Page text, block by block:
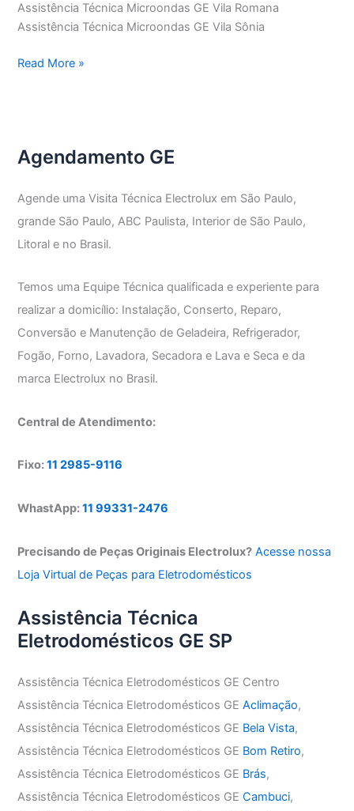
Assistência Técnica Microondas GE Vila Romana
Assistência Técnica Microondas GE Vila Sônia
Assistência
Read More »
Agendamento GE
Agende uma Visita Técnica Electrolux em São Paulo,
grande São Paulo, ABC Paulista, Interior de São Paulo,
Litoral e no Brasil.
Temos uma Equipe Técnica qualificada e experiente para
realizar a domicílio: Instalação, Conserto, Reparo,
Conversão e Manutenção de Geladeira, Refrigerador,
Fogão, Forno, Lavadora, Secadora e Lava e Seca e da
marca Electrolux no Brasil.
Central de Atendimento:
Fixo:11 2985-9116
WhastApp:11 99331-2476
Precisando de Peças Originais Electrolux? Acesse nossa
Loja Virtual de Peças para Eletrodomésticos
Assistência Técnica
Eletrodomésticos GE SP
Assistência Técnica Eletrodomésticos GE Centro
Assistência Técnica Eletrodomésticos GEAclimação,
Assistência Técnica Eletrodomésticos GE Bela Vista,
Assistência Técnica Eletrodomésticos GE Bom Retiro,
Assistência Técnica Eletrodomésticos GE Brás,
Assistência Técnica Eletrodomésticos GECambuci,